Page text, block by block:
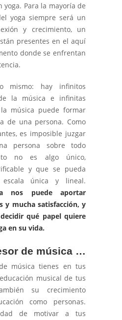
yoga. Para la mayoría de
yoga siempre será un
y crecimiento, un
presentes en el aquí
donde se enfrentan
mismo: hay infinitos
la música e infinitas
música puede formar
de una persona. Como
es imposible juzgar
persona sobre todo
no es algo único,
y que se pueda
única y lineal.
nos puede aportar
y mucha satisfacción, y
qué papel quiere
en su vida.
de música …
música tienes en tus
musical de tus
su crecimiento
como personas.
de motivar a tus